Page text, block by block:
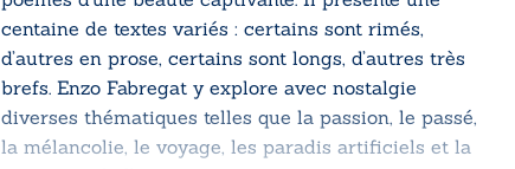
centaine de textes variés : certains sont rimés,
d’autres en prose, certains sont longs, d’autres très
brefs. Enzo Fabregat y explore avec nostalgie
diverses thématiques telles que la passion, le passé,
la mélancolie, le voyage, les paradis artificiels et la